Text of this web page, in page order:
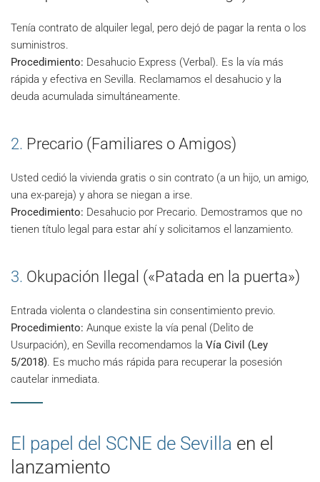
Tenía contrato de alquiler legal, pero dejó de pagar la renta o los
suministros.
Procedimiento: Desahucio Express (Verbal). Es la vía más
rápida y efectiva en Sevilla. Reclamamos el desahucio y la
deuda acumulada simultáneamente.
2. Precario (Familiares o Amigos)
Usted cedió la vivienda gratis o sin contrato (a un hijo, un amigo,
una ex-pareja) y ahora se niegan a irse.
Procedimiento: Desahucio por Precario. Demostramos que no
tienen título legal para estar ahí y solicitamos el lanzamiento.
3. Okupación Ilegal («Patada en la puerta»)
Entrada violenta o clandestina sin consentimiento previo.
Procedimiento: Aunque existe la vía penal (Delito de
Usurpación), en Sevilla recomendamos la Vía Civil (Ley
5/2018). Es mucho más rápida para recuperar la posesión
cautelar inmediata.
El papel del SCNE de Sevilla en el
lanzamiento